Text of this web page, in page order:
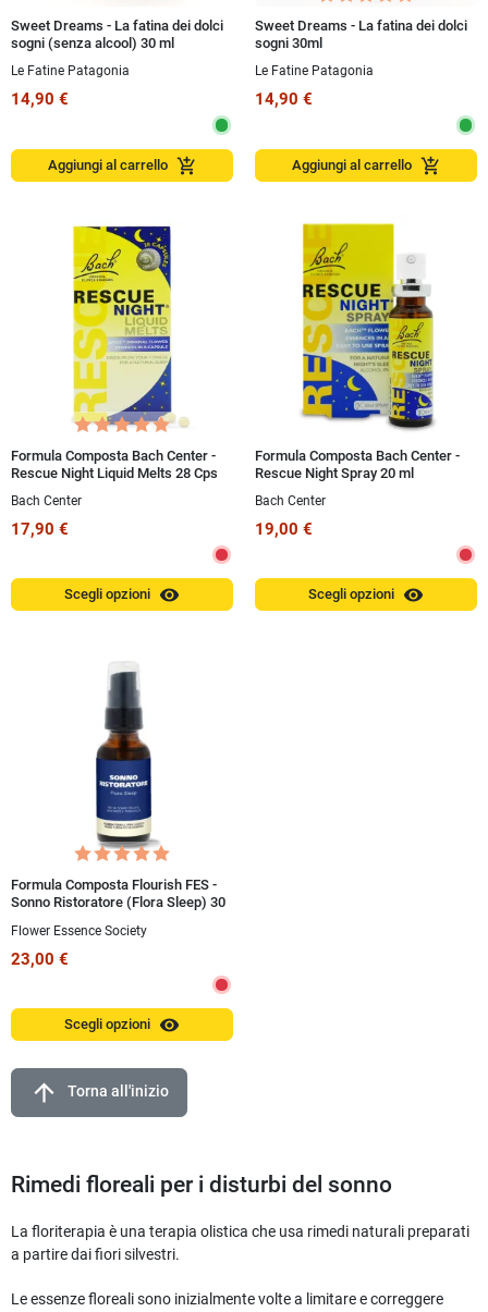
Sweet Dreams - La fatina dei dolci
sogni (senza alcool) 30 ml
Le Fatine Patagonia
14,90 €
Aggiungi al carrello add_shopping_cart
Sweet Dreams - La fatina dei dolci
sogni 30ml
Le Fatine Patagonia
14,90 €
Aggiungi al carrello add_shopping_cart
Formula Composta Bach Center -
Rescue Night Liquid Melts 28 Cps
Bach Center
17,90 €
Scegli opzioni visibility
Formula Composta Bach Center -
Rescue Night Spray 20 ml
Bach Center
19,00 €
Scegli opzioni visibility
Formula Composta Flourish FES -
Sonno Ristoratore (Flora Sleep) 30
Flower Essence Society
23,00 €
Scegli opzioni visibility
arrow_upward Torna all'inizio
Rimedi floreali per i disturbi del sonno
La floriterapia è una terapia olistica che usa rimedi naturali preparati
a partire dai fiori silvestri.
Le essenze floreali sono inizialmente volte a limitare e correggere